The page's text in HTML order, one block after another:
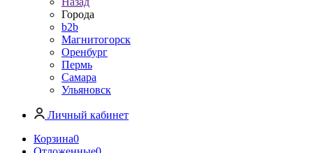
Города
b2b
Магнитогорск
Оренбург
Пермь
Самара
Ульяновск
Личный кабинет
Корзина0